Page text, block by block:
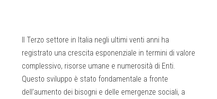
Il Terzo settore in Italia negli ultimi venti anni ha
registrato una crescita esponenziale in termini di valore
complessivo, risorse umane e numerosità di Enti.
Questo sviluppo è stato fondamentale a fronte
dell’aumento dei bisogni e delle emergenze sociali, a